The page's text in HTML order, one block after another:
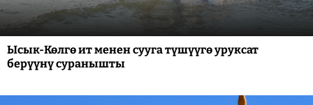
Ысык-Көлгө ит менен сууга түшүүгө уруксат
берүүнү суранышты